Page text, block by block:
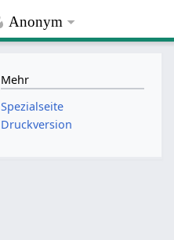
Anonym
Mehr
Spezialseite
Druckversion